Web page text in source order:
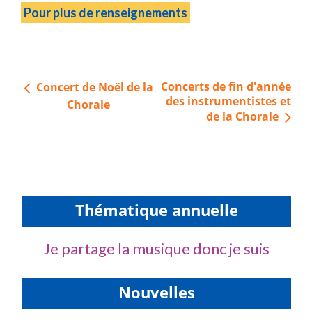
Pour plus de renseignements
Navigation
Concert de Noël de la
Chorale
Concerts de fin d'année
des instrumentistes et
de la Chorale
Thématique annuelle
Je partage la musique donc je suis
Nouvelles